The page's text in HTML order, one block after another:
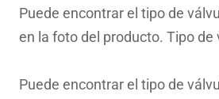
original
era:
actual
es:
Puede encontrar el tipo de
en la foto del producto. Tipo de
Puede encontrar el tipo de